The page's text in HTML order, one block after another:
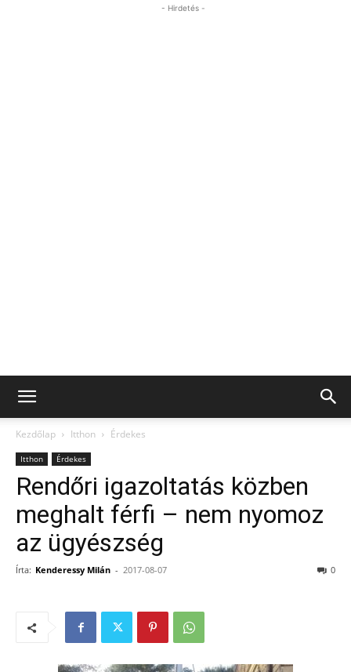
- Hirdetés -
Kezdőlap Itthon Érdekes
Itthon Érdekes
Rendőri igazoltatás közben
meghalt férfi – nem nyomoz
az ügyészség
Írta: Kenderessy Milán - 2017-08-07 0